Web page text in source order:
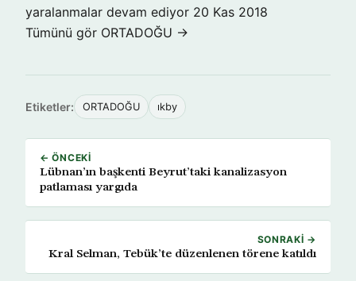
yaralanmalar devam ediyor 20 Kas 2018
Tümünü gör ORTADOĞU →
Etiketler: ORTADOĞU ıkby
← ÖNCEKI
Lübnan’ın başkenti Beyrut’taki kanalizasyon
patlaması yargıda
SONRAKI →
Kral Selman, Tebük’te düzenlenen törene katıldı